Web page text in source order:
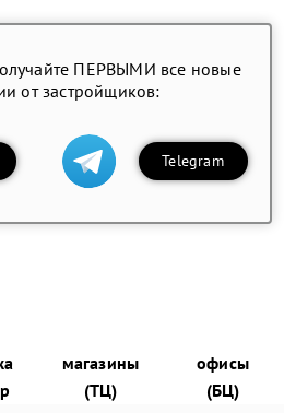
ПЕРВЫМИ все новые
от застройщиков:
Telegram
магазины
(ТЦ)
офисы
(БЦ)